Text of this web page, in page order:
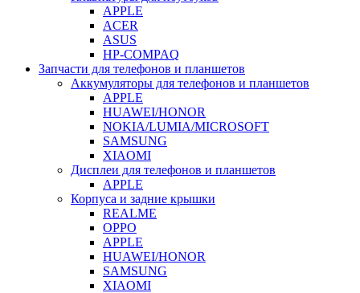
APPLE
ACER
ASUS
HP-COMPAQ
Запчасти для телефонов и планшетов
Аккумуляторы для телефонов и планшетов
APPLE
HUAWEI/HONOR
NOKIA/LUMIA/MICROSOFT
SAMSUNG
XIAOMI
Дисплеи для телефонов и планшетов
APPLE
Корпуса и задние крышки
REALME
OPPO
APPLE
HUAWEI/HONOR
SAMSUNG
XIAOMI